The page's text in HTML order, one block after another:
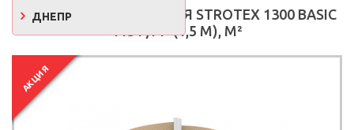
ДНЕПР
МЕМБРАНА КРОВЕЛЬНАЯ STROTEX 1300 BASIC
115 Г/М² (1,5 М), М²
АКЦИЯ